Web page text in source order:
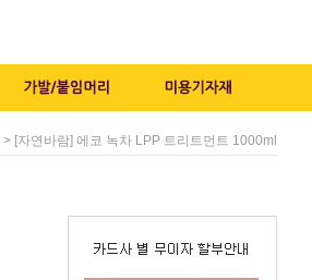
> [자연바람] 에코 녹차 LPP 트리트먼트 1000ml